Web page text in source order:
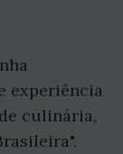
experiência
culinária,